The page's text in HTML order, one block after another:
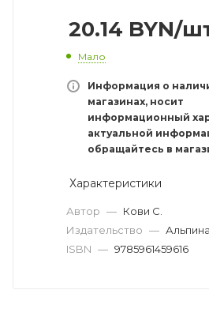
20.14 BYN/
Мало
Информация о
магазинах, носит
информационный
актуальной
обращайтесь в
Характеристики
Автор — Кови С.
Издательство —
ISBN — 9785961459616